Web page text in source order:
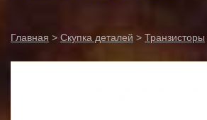
Главная > Скупка деталей > Транзисторы